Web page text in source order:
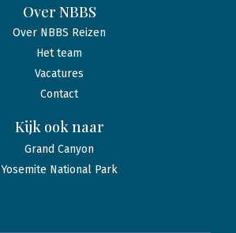
Over NBBS
Over NBBS Reizen
Het team
Vacatures
Contact
Kijk ook naar
Grand Canyon
Yosemite National Park